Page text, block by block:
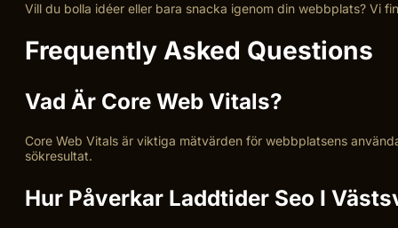
Vill du bolla idéer eller bara snacka igenom din webbplats? Vi
Frequently Asked Questions
Vad Är Core Web Vitals?
Core Web Vitals är viktiga mätvärden för webbplatsens
sökresultat.
Hur Påverkar Laddtider Seo I